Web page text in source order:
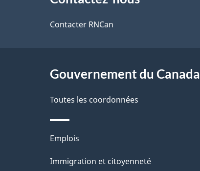
r
m
t
i
o
n
a
i
s
d
e
l
propos
Contacter RNCan
Gouvernement du Canada
Toutes les coordonnées
Thèmes
et
Emplois
Immigration et citoyenneté